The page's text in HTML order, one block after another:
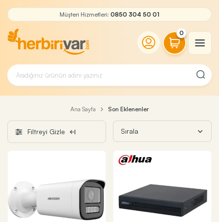
Müşteri Hizmetleri: 0850 304 50 01
0
Ana Sayfa Son Eklenenler
Filtreyi Gizle